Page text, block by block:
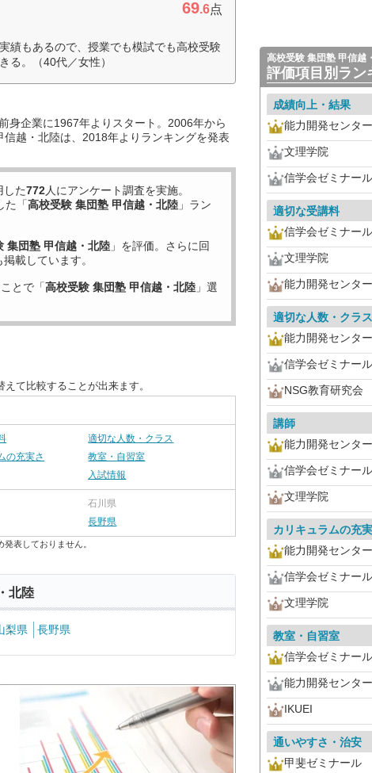
69.6点
績もあるので、授業でも模試でも高校受験
る。（40代／女性）
身企業に1967年よりスタート。2006年から
越・北陸は、2018年よりランキングを発表
した772人にアンケート調査を実施。
た「高校受験 集団塾 甲信越・北陸 」ラン
集団塾 甲信越・北陸 」を評価。さらに回
載しています。
とで「高校受験 集団塾 甲信越・北陸 」選
て比較することが出来ます。
適切な人数・クラス
の充実さ
教室・自習室
入試情報
石川県
長野県
表しておりません。
北陸
梨県 長野県
高校受験 集団塾 甲信越
評価項目別ラン
成績向上・結果
能力開発センター
文理学院
信学会ゼミナール
適切な受講料
信学会ゼミナール
文理学院
能力開発センター
適切な人数・クラス
能力開発センター
信学会ゼミナール
NSG教育研究会
講師
能力開発センター
信学会ゼミナール
文理学院
カリキュラムの充
能力開発センター
信学会ゼミナール
文理学院
教室・自習室
信学会ゼミナール
能力開発センター
IKUEI
通いやすさ・治安
甲斐ゼミナール